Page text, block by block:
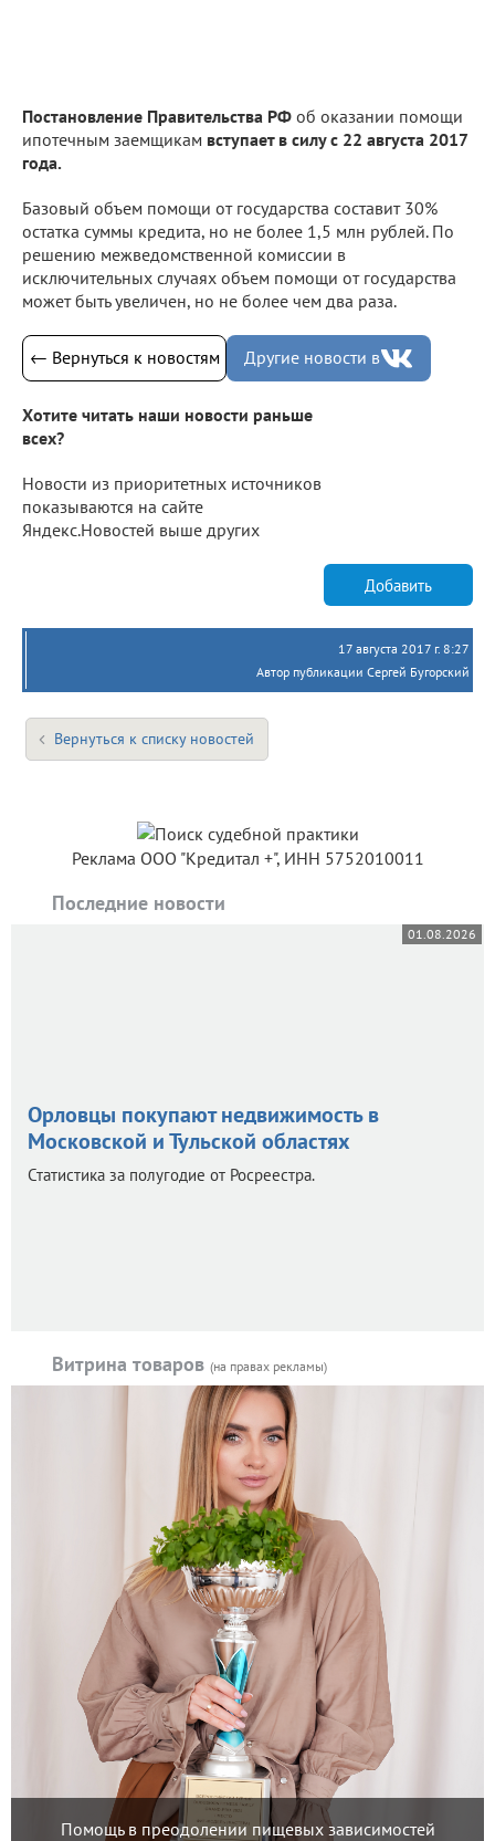
Постановление Правительства РФ об оказании помощи
ипотечным заемщикам вступает в силу с 22 августа 2017
года.
Базовый объем помощи от государства составит 30%
остатка суммы кредита, но не более 1,5 млн рублей. По
решению межведомственной комиссии в
исключительных случаях объем помощи от государства
может быть увеличен, но не более чем два раза.
← Вернуться к новостям Другие новости в
Хотите читать наши новости раньше
всех?
Новости из приоритетных источников
показываются на сайте
Яндекс.Новостей выше других
Добавить
17 августа 2017 г. 8:27
Автор публикации Сергей Бугорский
Вернуться к списку новостей
Реклама ООО "Кредитал +", ИНН 5752010011
Последние новости
01.08.2026
Орловцы покупают недвижимость в
Московской и Тульской областях
Статистика за полугодие от Росреестра.
Витрина товаров (на правах рекламы)
Помощь в преодолении пищевых зависимостей